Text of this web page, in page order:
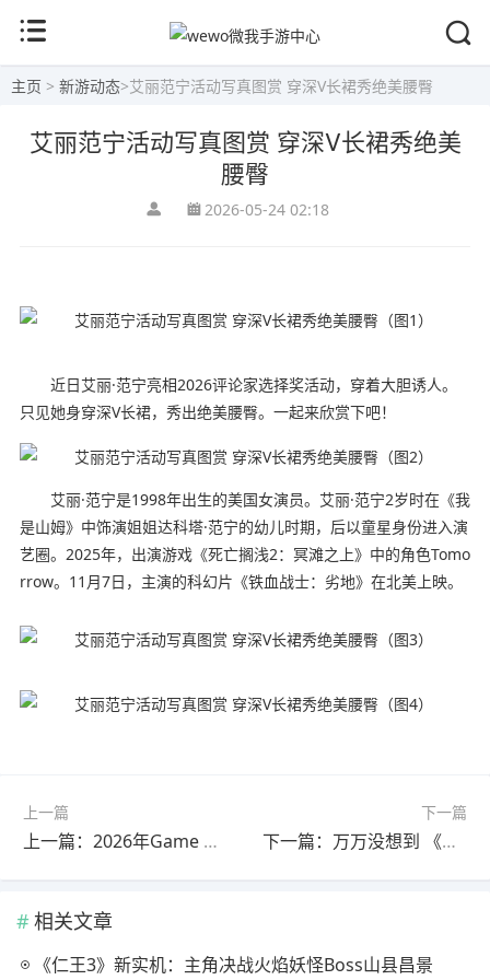
主页 > 新游动态>艾丽范宁活动写真图赏 穿深V长裙秀绝美腰臀
艾丽范宁活动写真图赏 穿深V长裙秀绝美
腰臀
2026-05-24 02:18
近日艾丽·范宁亮相2026评论家选择奖活动，穿着大胆诱人。
只见她身穿深V长裙，秀出绝美腰臀。一起来欣赏下吧！
艾丽·范宁是1998年出生的美国女演员。艾丽·范宁2岁时在《我
是山姆》中饰演姐姐达科塔·范宁的幼儿时期，后以童星身份进入演
艺圈。2025年，出演游戏《死亡搁浅2：冥滩之上》中的角色Tomo
rrow。11月7日，主演的科幻片《铁血战士：劣地》在北美上映。
上一篇
上一篇：2026年Game Pass首波游戏 《生化危机8》在列
下一篇
下一篇：万万没想到 《暗黑4》新DLC竟是《暗黑3》废案
相关文章
《仁王3》新实机：主角决战火焰妖怪Boss山县昌景